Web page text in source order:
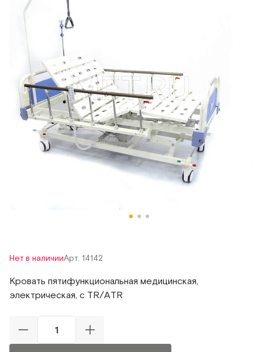
Нет в наличииАрт. 14142
Кровать пятифункциональная медицинская,
электрическая, с TR/ATR